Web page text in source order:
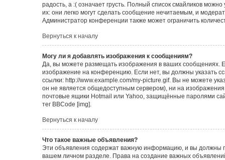
радость, а :( означает грусть. Полный список смайликов
их: они легко могут сделать сообщение нечитаемым, и
Администратор конференции также может ограничить
Вернуться к началу
Могу ли я добавлять изображения к сообщениям?
Да, вы можете размещать изображения в ваших сообщениях.
изображение на конференцию. Если нет, вы должны указать
ссылки: http://www.example.com/my-picture.gif. Вы не можете
он не является общедоступным сервером), ни на
почтовые ящики Hotmail или Yahoo, защищённые паролями
тег BBCode [img].
Вернуться к началу
Что такое важные объявления?
Эти объявления содержат важную информацию, и вы должны
вашем личном разделе. Права на создание важных